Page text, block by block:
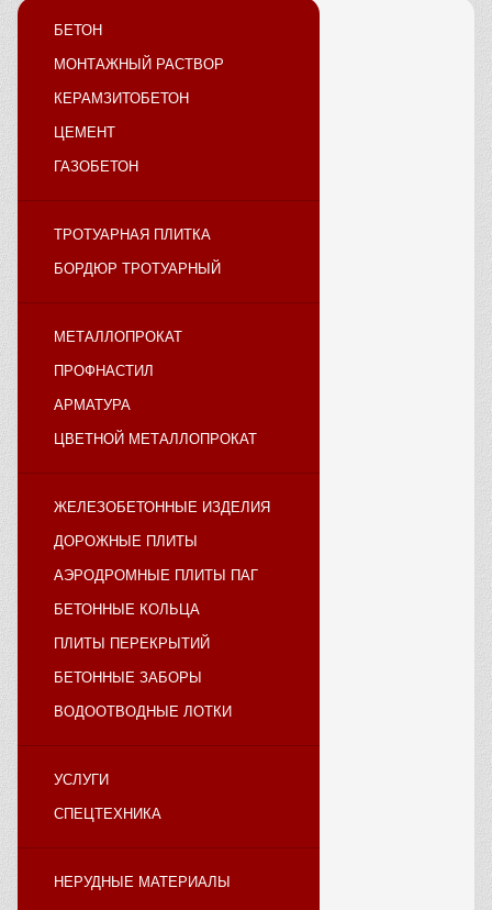
БЕТОН
МОНТАЖНЫЙ РАСТВОР
КЕРАМЗИТОБЕТОН
ЦЕМЕНТ
ГАЗОБЕТОН
ТРОТУАРНАЯ ПЛИТКА
БОРДЮР ТРОТУАРНЫЙ
МЕТАЛЛОПРОКАТ
ПРОФНАСТИЛ
АРМАТУРА
ЦВЕТНОЙ МЕТАЛЛОПРОКАТ
ЖЕЛЕЗОБЕТОННЫЕ ИЗДЕЛИЯ
ДОРОЖНЫЕ ПЛИТЫ
АЭРОДРОМНЫЕ ПЛИТЫ ПАГ
БЕТОННЫЕ КОЛЬЦА
ПЛИТЫ ПЕРЕКРЫТИЙ
БЕТОННЫЕ ЗАБОРЫ
ВОДООТВОДНЫЕ ЛОТКИ
УСЛУГИ
СПЕЦТЕХНИКА
НЕРУДНЫЕ МАТЕРИАЛЫ